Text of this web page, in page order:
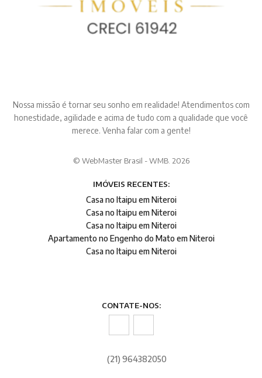
Nossa missão é tornar seu sonho em realidade! Atendimentos com
honestidade, agilidade e acima de tudo com a qualidade que você
merece. Venha falar com a gente!
© WebMaster Brasil - WMB. 2026
IMÓVEIS RECENTES:
Casa no Itaipu em Niteroi
Casa no Itaipu em Niteroi
Casa no Itaipu em Niteroi
Apartamento no Engenho do Mato em Niteroi
Casa no Itaipu em Niteroi
CONTATE-NOS:
(21) 964382050